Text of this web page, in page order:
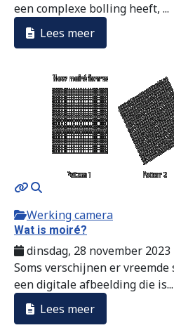
een complexe bolling heeft, ...
Lees meer
Werking camera
Wat is moiré?
dinsdag, 28 november 2023
Soms verschijnen er
een digitale afbeelding die is...
Lees meer